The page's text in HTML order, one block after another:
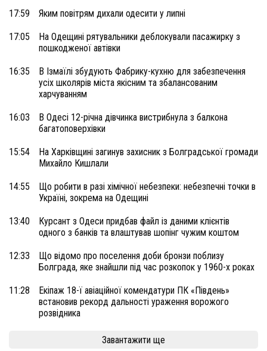
17:59 Яким повітрям дихали одесити у липні
17:05
На Одещині рятувальники деблокували пасажирку з
пошкодженої автівки
16:35
В Ізмаїлі збудують Фабрику-кухню для забезпечення
усіх школярів міста якісним та збалансованим
харчуванням
16:03
В Одесі 12-річна дівчинка вистрибнула з балкона
багатоповерхівки
15:54
На Харківщині загинув захисник з Болградської громади
Михайло Кишлали
14:55
Що робити в разі хімічної небезпеки: небезпечні точки в
Україні, зокрема на Одещині
13:40
Курсант з Одеси придбав файл із даними клієнтів
одного з банків та влаштував шопінг чужим коштом
12:33
Що відомо про поселення доби бронзи поблизу
Болграда, яке знайшли під час розкопок у 1960-х роках
11:28
Екіпаж 18-ї авіаційної комендатури ПК «Південь»
встановив рекорд дальності ураження ворожого
розвідника
Завантажити ще